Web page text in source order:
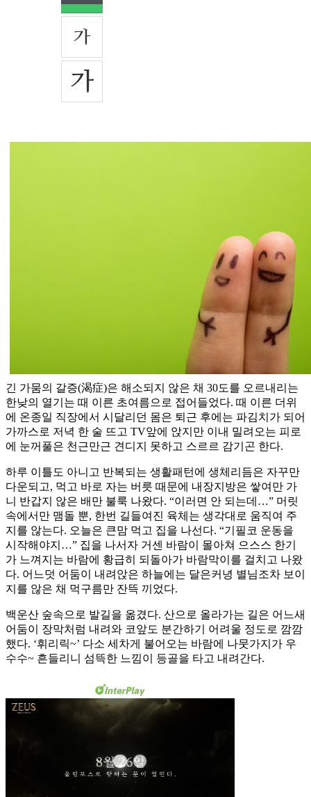
긴 가뭄의 갈증(渴症)은 해소되지 않은 채 30도를 오르내리는
한낮의 열기는 때 이른 초여름으로 접어들었다. 때 이른 더위
에 온종일 직장에서 시달리던 몸은 퇴근 후에는 파김치가 되어
가까스로 저녁 한 술 뜨고 TV앞에 앉지만 이내 밀려오는 피로
에 눈꺼풀은 천근만근 견디지 못하고 스르르 감기곤 한다.
하루 이틀도 아니고 반복되는 생활패턴에 생체리듬은 자꾸만
다운되고, 먹고 바로 자는 버릇 때문에 내장지방은 쌓여만 가
니 반갑지 않은 배만 불룩 나왔다. “이러면 안 되는데…” 머릿
속에서만 맴돌 뿐, 한번 길들여진 육체는 생각대로 움직여 주
지를 않는다. 오늘은 큰맘 먹고 집을 나선다. “기필코 운동을
시작해야지…” 집을 나서자 거센 바람이 몰아쳐 으스스 한기
가 느껴지는 바람에 황급히 되돌아가 바람막이를 걸치고 나왔
다. 어느덧 어둠이 내려앉은 하늘에는 달은커녕 별님조차 보이
지를 않은 채 먹구름만 잔뜩 끼었다.
백운산 숲속으로 발길을 옮겼다. 산으로 올라가는 길은 어느새
어둠이 장막처럼 내려와 코앞도 분간하기 어려울 정도로 깜깜
했다. ‘휘리릭~’ 다소 세차게 불어오는 바람에 나뭇가지가 우
수수~ 흔들리니 섬뜩한 느낌이 등골을 타고 내려간다.